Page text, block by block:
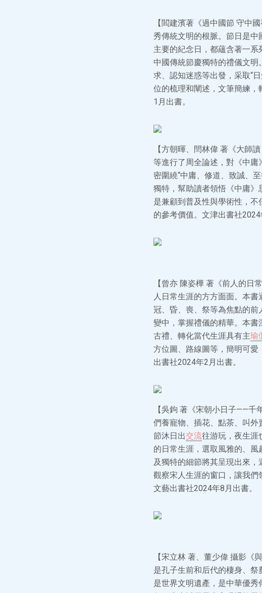
【閻建濱著《過中國節 守中
秀傳統文明的根脈。節日是中
主要的紀念日，都蘊含著一
中國傳統節慶獨特的禮儀文明
求、認知迷惑等出發，采取“
位的梳理和闡述，文筆簡練
1月出書。
【方朝暉、閆林偉 著《大師
等進行了周全論述，對《中
密圍繞“中庸、修道、致誠、
獨特，幫助讀者領悟《中庸
是兼顧到普及性與學術性，
的參考價值。文津出書社2024
【曾亦 陳姿樺 著《前人的
人日常生涯的方方面面。本
冠、昏、喪、祭等為焦點的
變中，掌握禮儀的精華。本
古禮、轉化當代生涯具有主瑜
方位圖、路線圖等，簡明可愛
出書社2024年2月出書。
【吳鉤 著《宋朝小日子——千
們養寵物、插花、點茶、叫外
節沐日出交流往游玩，夜生涯
的日常生涯，選取風雅的、
及獨特的細節將其呈現出來
觀察宋人生涯的窗口，讓我
文藝出書社2024年8月出書。
【宋立林 著、董少偉 攝影《
是孔子生前和后代的棲身、祭
是世界文明遺產，是中華優